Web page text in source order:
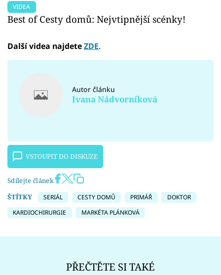
VIDEA
Best of Cesty domů: Nejvtipnější scénky!
Další videa najdeteZDE.
Autor článku
Ivana Nádvorníková
VSTOUPIT DO DISKUZE
Sdílejte článek
ŠTÍTKY
SERIÁL CESTY DOMŮ PRIMÁŘ
DOKTOR
KARDIOCHIRURGIE
MARKÉTA PLÁNKOVÁ
PŘEČTĚTE SI TAKÉ